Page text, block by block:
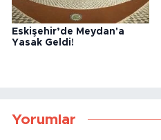
Eskişehir’de Meydan'a
Yasak Geldi!
Yorumlar